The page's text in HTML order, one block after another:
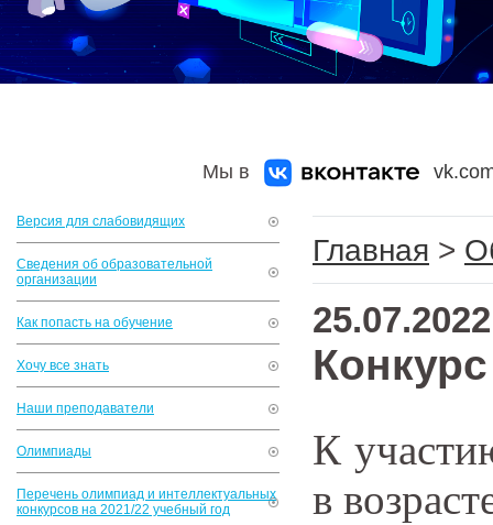
Мы в
Версия для слабовидящих
Сведения об образовательной
организации
Как попасть на обучение
Хочу все знать
Наши преподаватели
Олимпиады
Перечень олимпиад и интеллектуальных
конкурсов на 2021/22 учебный год
Главная >
25.07.2022
К
в